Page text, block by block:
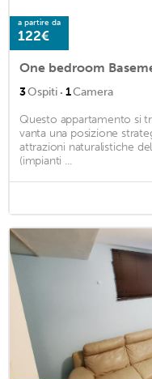
a partire da
122€
One bedroom
3Ospiti · 1Camera
Questo appartamento si
vanta una posizione
attrazioni naturalistiche
(impianti ...